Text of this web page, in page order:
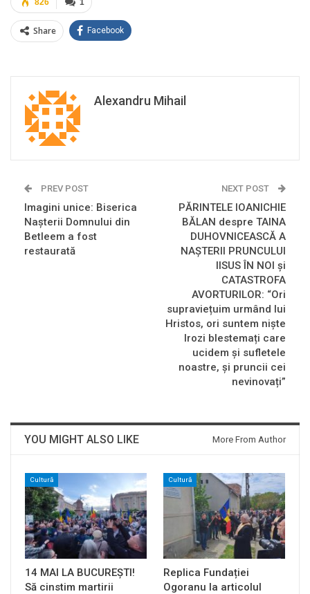
1
826
Share Facebook
Alexandru Mihail
PREV POST
Imagini unice: Biserica
Nașterii Domnului din
Betleem a fost
restaurată
NEXT POST
PĂRINTELE IOANICHIE
BĂLAN despre TAINA
DUHOVNICEASCĂ A
NAȘTERII PRUNCULUI
IISUS ÎN NOI și
CATASTROFA
AVORTURILOR: “Ori
supraviețuim urmând lui
Hristos, ori suntem niște
Irozi blestemați care
ucidem și sufletele
noastre, și pruncii cei
nevinovați”
YOU MIGHT ALSO LIKE More From Author
Cultură
14 MAI LA BUCUREȘTI!
Să cinstim martirii
Cultură
Replica Fundației
Ogoranu la articolul